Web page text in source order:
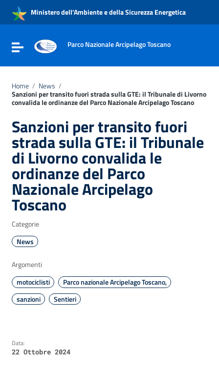
Vai al menu di navigazione
Vai al footer
Ministero dell'Ambiente e della Sicurezza Energetica
Attiva / disattiva la navigazione
Parco Nazionale Arcipelago Toscano
Home / News /
Sanzioni per transito fuori strada sulla GTE: il Tribunale di Livorno
convalida le ordinanze del Parco Nazionale Arcipelago Toscano
Sanzioni per transito fuori
strada sulla GTE: il Tribunale
di Livorno convalida le
ordinanze del Parco
Nazionale Arcipelago
Toscano
Categorie
News
Argomenti
motociclisti
Parco nazionale Arcipelago Toscano,
sanzioni
Sentieri
Data:
22 Ottobre 2024